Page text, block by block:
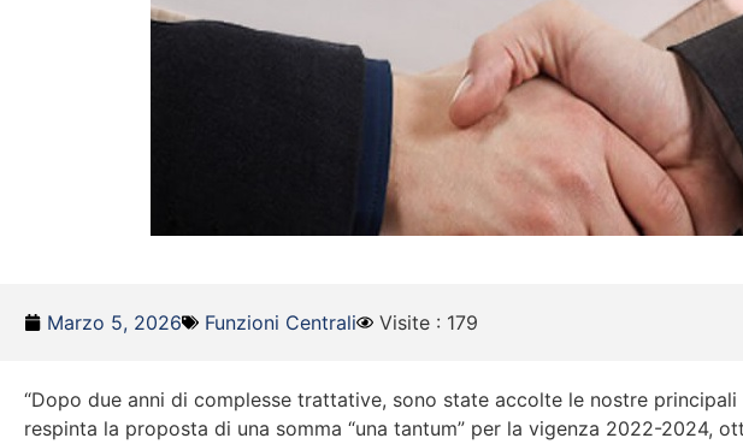
Marzo 5, 2026 Funzioni Centrali Visite : 179
“Dopo due anni di complesse trattative, sono state accolte le nostre
respinta la proposta di una somma “una tantum” per la vigenza 2022-2024,